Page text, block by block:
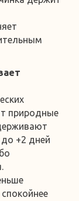
природные
+2 дней